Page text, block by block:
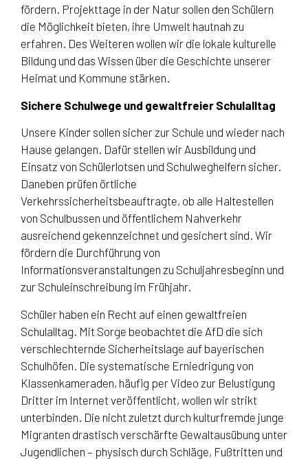
fördern. Projekttage in der Natur sollen den Schülern
die Möglichkeit bieten, ihre Umwelt hautnah zu
erfahren. Des Weiteren wollen wir die lokale kulturelle
Bildung und das Wissen über die Geschichte unserer
Heimat und Kommune stärken.
Sichere Schulwege und gewaltfreier Schulalltag
Unsere Kinder sollen sicher zur Schule und wieder nach
Hause gelangen. Dafür stellen wir Ausbildung und
Einsatz von Schülerlotsen und Schulweghelfern sicher.
Daneben prüfen örtliche
Verkehrssicherheitsbeauftragte, ob alle Haltestellen
von Schulbussen und öffentlichem Nahverkehr
ausreichend gekennzeichnet und gesichert sind. Wir
fördern die Durchführung von
Informationsveranstaltungen zu Schuljahresbeginn und
zur Schuleinschreibung im Frühjahr.
Schüler haben ein Recht auf einen gewaltfreien
Schulalltag. Mit Sorge beobachtet die AfD die sich
verschlechternde Sicherheitslage auf bayerischen
Schulhöfen. Die systematische Erniedrigung von
Klassenkameraden, häufig per Video zur Belustigung
Dritter im Internet veröffentlicht, wollen wir strikt
unterbinden. Die nicht zuletzt durch kulturfremde junge
Migranten drastisch verschärfte Gewaltausübung unter
Jugendlichen – physisch durch Schläge, Fußtritten und